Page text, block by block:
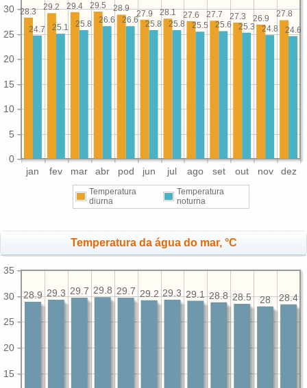
jan fev mar abr pod jun jul ago set out nov dez
0
5
10
15
20
25
30 27.8
26.9
27.3
27.7
27.6
28.1
27.9
28.9
29.5
29.4
29.2
28.3
24.6
24.8
25.3
25.6
25.5
25.8
25.8
26.6
26.6
25.8
25.1
24.7
Temperatura
diurna
Temperatura
noturna
Temperatura da água do mar, °C
15
20
25
30
35
28.4
28
28.5
28.8
29.1
29.3
29.2
29.7
29.8
29.7
29.3
28.9